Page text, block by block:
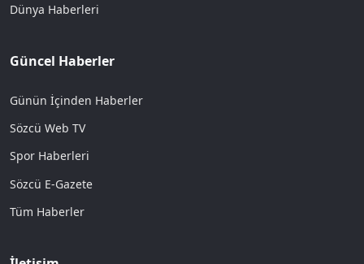
Dünya Haberleri
Güncel Haberler
Günün İçinden Haberler
Sözcü Web TV
Spor Haberleri
Sözcü E-Gazete
Tüm Haberler